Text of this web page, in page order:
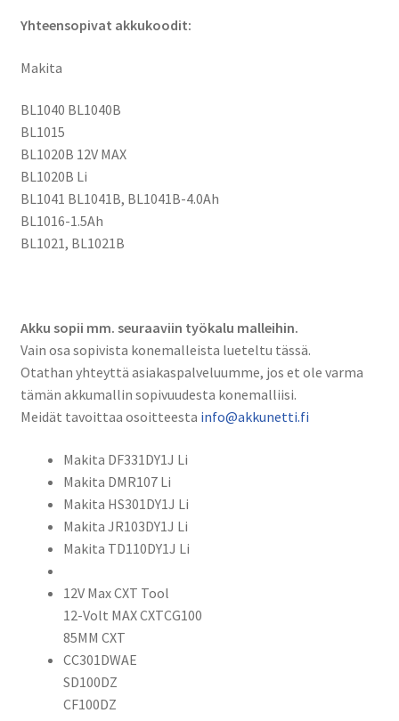
YHTEENSOPIVA
Yhteensopivat akkukoodit:
Makita
BL1040 BL1040B
BL1015
BL1020B 12V MAX
BL1020B Li
BL1041 BL1041B, BL1041B-4.0Ah
BL1016-1.5Ah
BL1021, BL1021B
Akku sopii mm. seuraaviin työkalu malleihin.
Vain osa sopivista konemalleista lueteltu tässä.
Otathan yhteyttä asiakaspalveluumme, jos et ole varma
tämän akkumallin sopivuudesta konemalliisi.
Meidät tavoittaa osoitteesta info@akkunetti.fi
Makita DF331DY1J Li
Makita DMR107 Li
Makita HS301DY1J Li
Makita JR103DY1J Li
Makita TD110DY1J Li
12V Max CXT Tool
12-Volt MAX CXTCG100
85MM CXT
CC301DWAE
SD100DZ
CF100DZ